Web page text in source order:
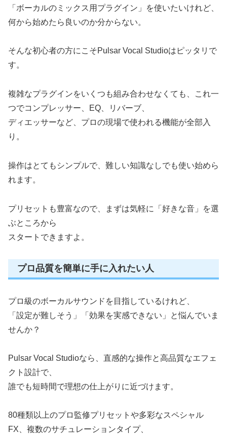
「ボーカルのミックス用プラグイン」を使いたいけれど、
何から始めたら良いのか分からない。
そんな初心者の方にこそPulsar Vocal Studioはピッタリで
す。
複雑なプラグインをいくつも組み合わせなくても、これ一
つでコンプレッサー、EQ、リバーブ、
ディエッサーなど、プロの現場で使われる機能が全部入
り。
操作はとてもシンプルで、難しい知識なしでも使い始めら
れます。
プリセットも豊富なので、まずは気軽に「好きな音」を選
ぶところから
スタートできますよ 。
プロ品質を簡単に手に入れたい人
プロ級のボーカルサウンドを目指しているけれど、
「設定が難しそう」「効果を実感できない」と悩んでいま
せんか？
Pulsar Vocal Studioなら、直感的な操作と高品質なエフェ
クト設計で、
誰でも短時間で理想の仕上がりに近づけます。
80種類以上のプロ監修プリセットや多彩なスペシャル
FX、複数のサチュレーションタイプ、